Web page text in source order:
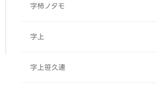
字柿ノタモ
字上
字上笹久連